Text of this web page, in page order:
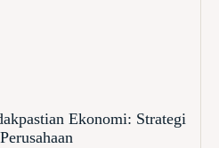
Ekonomi: Strategi